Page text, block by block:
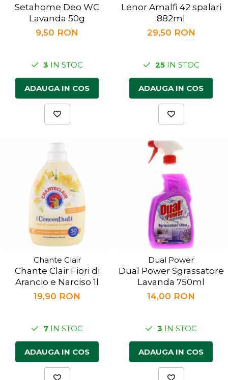
Setahome Deo WC
Lavanda 50g
9,50 RON
3 IN STOC
ADAUGA IN COS
Lenor Amalfi 42 spalari
882ml
29,50 RON
25IN STOC
ADAUGA IN COS
Chante Clair
Chante Clair Fiori di
Arancio e Narciso 1l
19,90 RON
7 IN STOC
ADAUGA IN COS
Dual Power
Dual Power Sgrassatore
Lavanda 750ml
14,00 RON
3 IN STOC
ADAUGA IN COS